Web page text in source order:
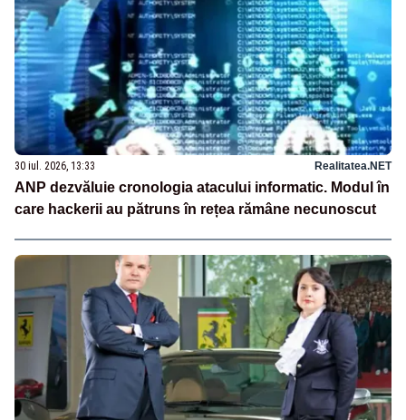
30 iul. 2026, 13:33 Realitatea.NET
ANP dezvăluie cronologia atacului informatic. Modul în
care hackerii au pătruns în rețea rămâne necunoscut